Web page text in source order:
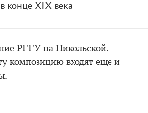
конце XIX века
РГГУ на Никольской.
композицию входят еще и